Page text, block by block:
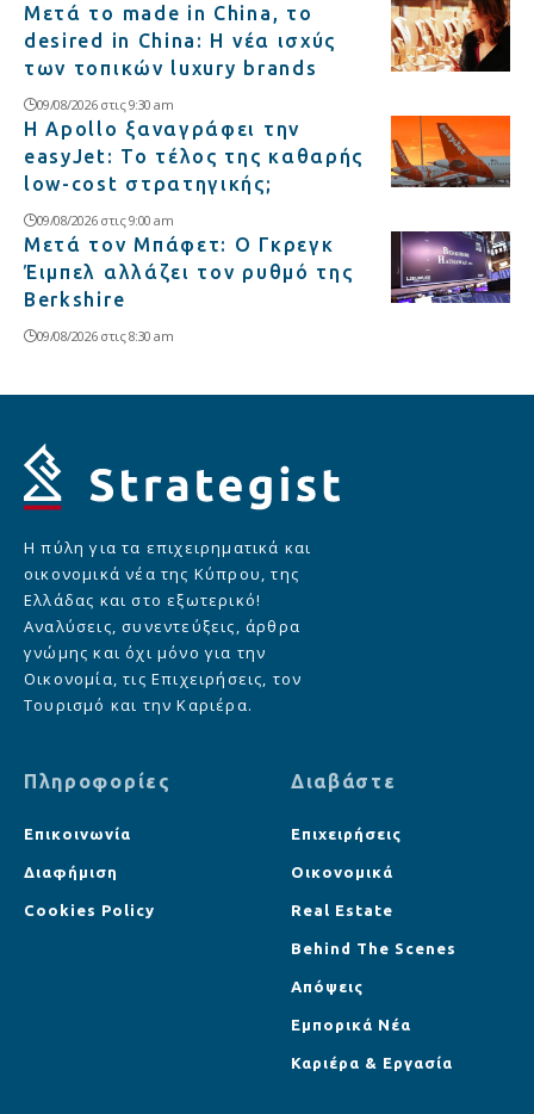
Μετά το made in China, το
desired in China: Η νέα ισχύς
των τοπικών luxury brands
09/08/2026 στις 9:30 am
Η Apollo ξαναγράφει την
easyJet: Το τέλος της καθαρής
low-cost στρατηγικής;
09/08/2026 στις 9:00 am
Μετά τον Μπάφετ: Ο Γκρεγκ
Έιμπελ αλλάζει τον ρυθμό της
Berkshire
09/08/2026 στις 8:30 am
Η πύλη για τα επιχειρηματικά και
οικονομικά νέα της Κύπρου, της
Ελλάδας και στο εξωτερικό!
Αναλύσεις, συνεντεύξεις, άρθρα
γνώμης και όχι μόνο για την
Οικονομία, τις Επιχειρήσεις, τον
Τουρισμό και την Καριέρα.
Πληροφορίες
Επικοινωνία
Διαφήμιση
Cookies Policy
Διαβάστε
Επιχειρήσεις
Οικονομικά
Real Estate
Behind The Scenes
Απόψεις
Εμπορικά Νέα
Καριέρα & Εργασία